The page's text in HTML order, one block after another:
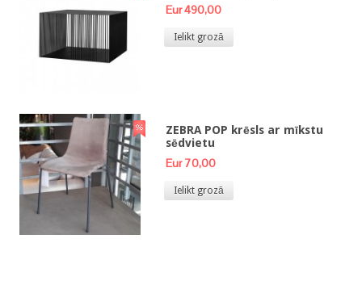
Eur 490,00
Ielikt grozā
ZEBRA POP krēsls ar mīkstu
sēdvietu
Eur 70,00
Ielikt grozā